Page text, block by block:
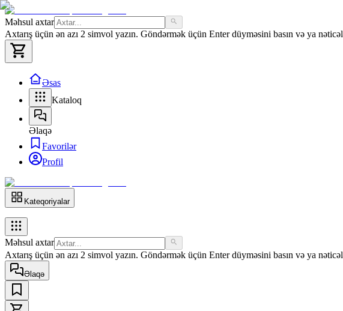
Məhsul axtar
Axtarış üçün ən azı 2 simvol yazın. Göndərmək üçün Enter düyməsini basın və ya
Əsas
Kataloq
Əlaqə
Favorilər
Profil
Kateqoriyalar
Məhsul axtar
Axtarış üçün ən azı 2 simvol yazın. Göndərmək üçün Enter düyməsini basın və ya
Əlaqə